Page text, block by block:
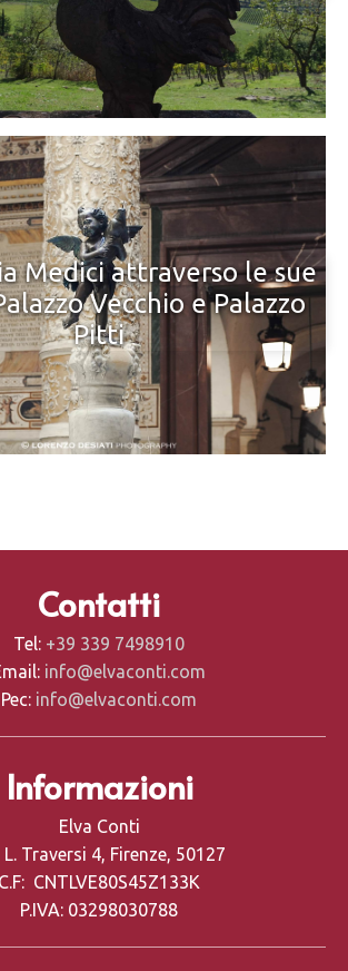
Medici attraverso le sue
Vecchio e Palazzo
Pitti
Contatti
Tel: +39 339 7498910
info@elvaconti.com
Pec: info@elvaconti.com
Informazioni
Elva Conti
Traversi 4, Firenze, 50127
C.F: CNTLVE80S45Z133K
P.IVA: 03298030788